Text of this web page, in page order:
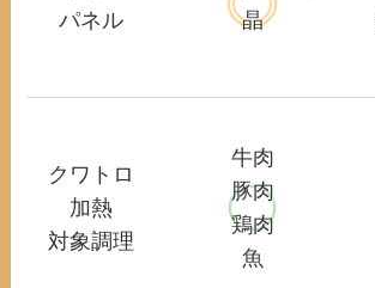
パネル
晶
クワトロ
加熱
対象調理
牛肉
豚肉
鶏肉
魚